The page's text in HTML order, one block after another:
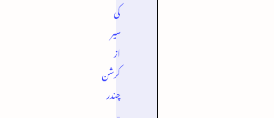
کی
سیر
از
کرشن
چندر